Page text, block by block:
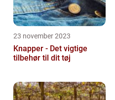
23 november 2023
Knapper - Det vigtige
tilbehør til dit tøj